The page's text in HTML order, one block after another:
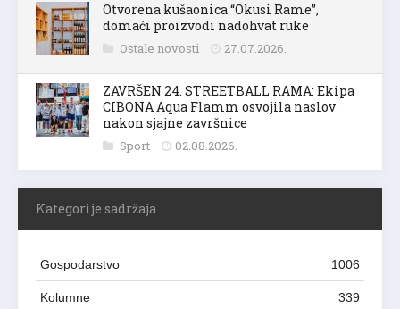
Otvorena kušaonica “Okusi Rame”,
domaći proizvodi nadohvat ruke
Ostale novosti 27.07.2026.
ZAVRŠEN 24. STREETBALL RAMA: Ekipa
CIBONA Aqua Flamm osvojila naslov
nakon sjajne završnice
Sport 02.08.2026.
Kategorije sadržaja
Gospodarstvo 1006
Kolumne 339